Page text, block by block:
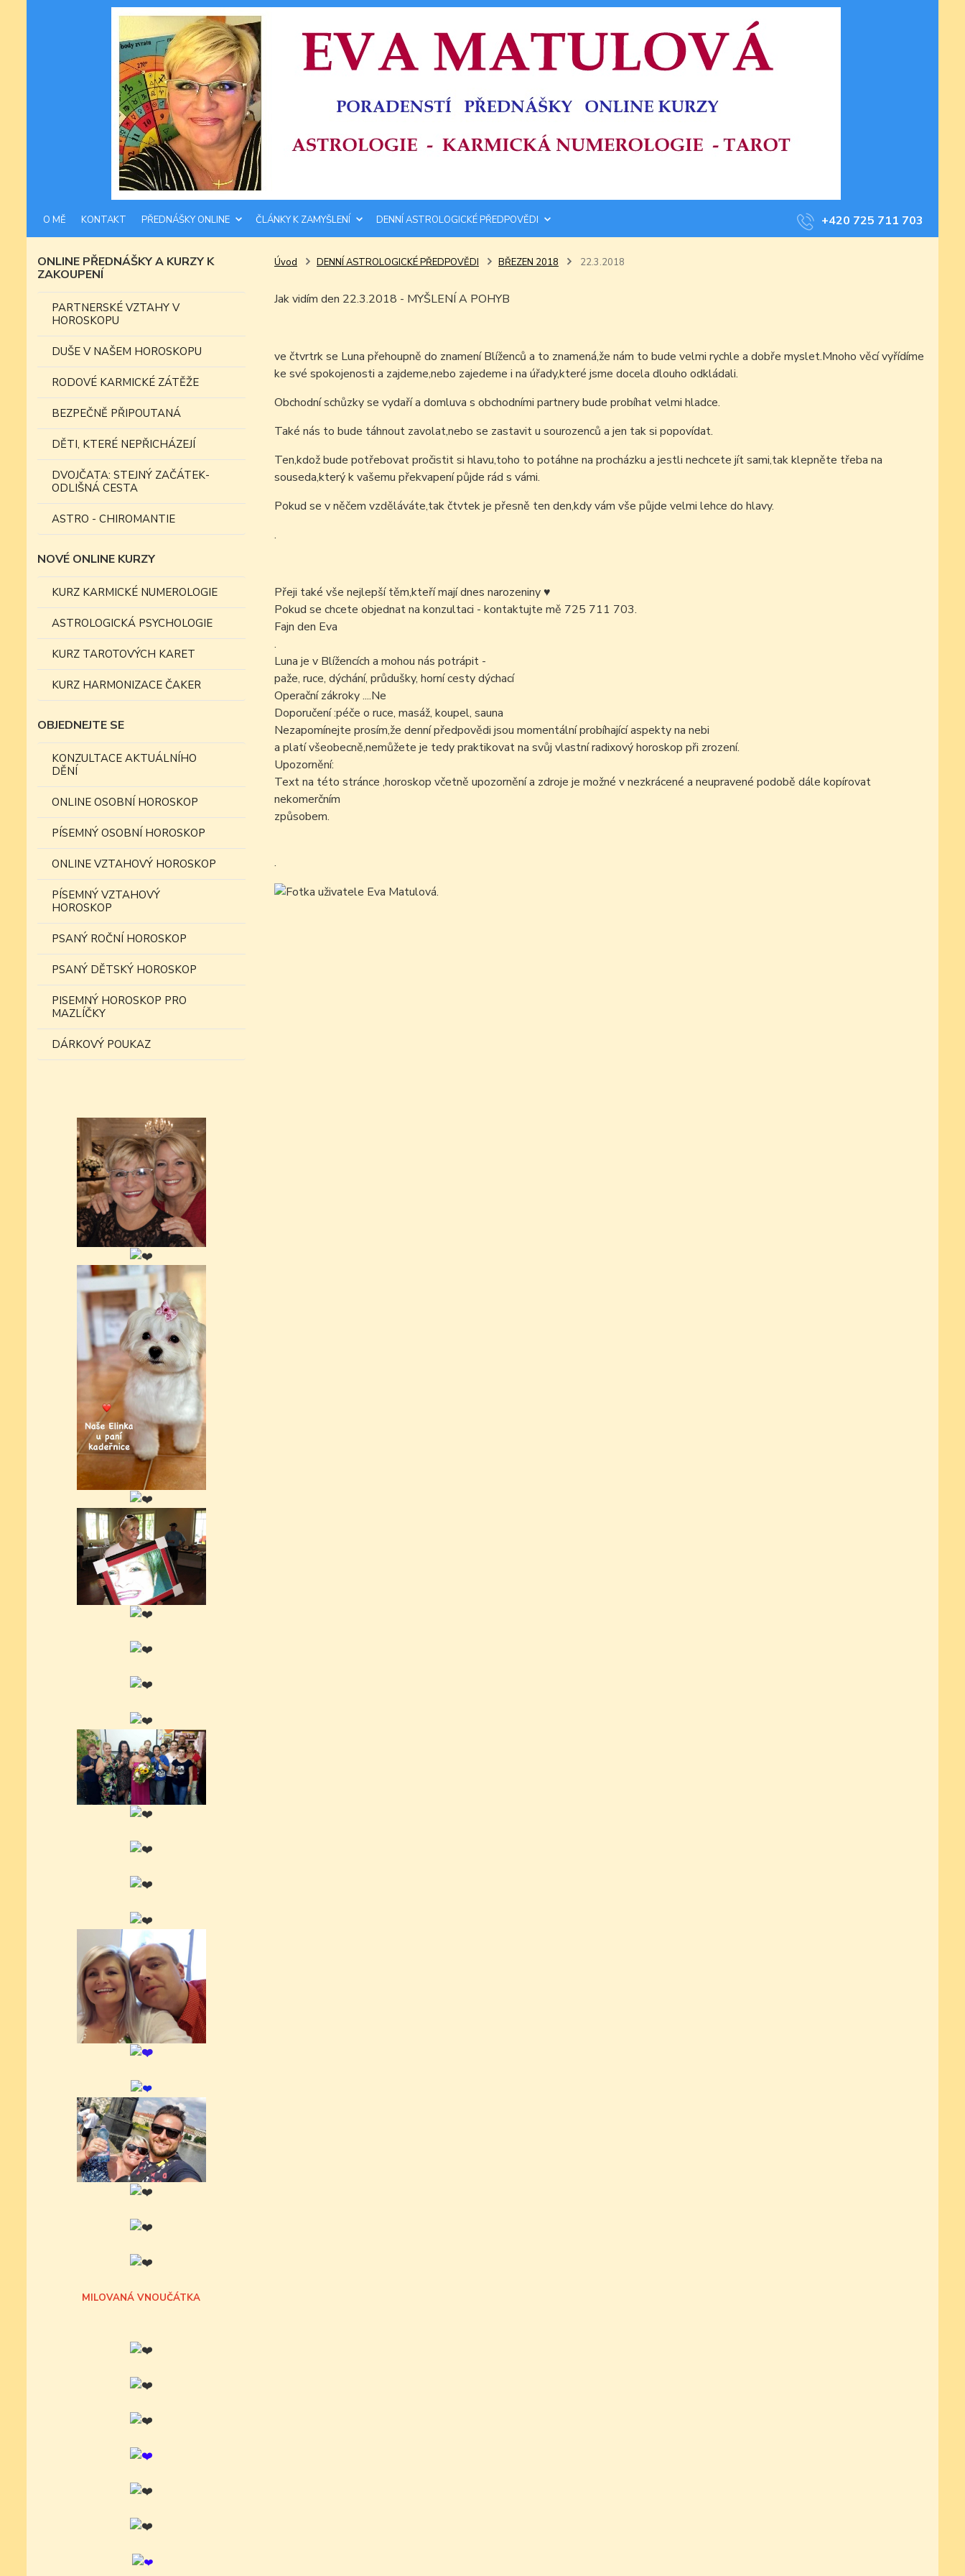
O MĚ KONTAKT PŘEDNÁŠKY ONLINE ČLÁNKY K ZAMYŠLENÍ DENNÍ ASTROLOGICKÉ PŘEDPOVĚDI +420 725 711 703
ONLINE PŘEDNÁŠKY A KURZY K
ZAKOUPENÍ
PARTNERSKÉ VZTAHY V
HOROSKOPU
DUŠE V NAŠEM HOROSKOPU
RODOVÉ KARMICKÉ ZÁTĚŽE
BEZPEČNĚ PŘIPOUTANÁ
DĚTI, KTERÉ NEPŘICHÁZEJÍ
DVOJČATA: STEJNÝ ZAČÁTEK-
ODLIŠNÁ CESTA
ASTRO - CHIROMANTIE
NOVÉ ONLINE KURZY
KURZ KARMICKÉ NUMEROLOGIE
ASTROLOGICKÁ PSYCHOLOGIE
KURZ TAROTOVÝCH KARET
KURZ HARMONIZACE ČAKER
OBJEDNEJTE SE
KONZULTACE AKTUÁLNÍHO
DĚNÍ
ONLINE OSOBNÍ HOROSKOP
PÍSEMNÝ OSOBNÍ HOROSKOP
ONLINE VZTAHOVÝ HOROSKOP
PÍSEMNÝ VZTAHOVÝ
HOROSKOP
PSANÝ ROČNÍ HOROSKOP
PSANÝ DĚTSKÝ HOROSKOP
PISEMNÝ HOROSKOP PRO
MAZLÍČKY
DÁRKOVÝ POUKAZ
MILOVANÁ VNOUČÁTKA
Úvod DENNÍ ASTROLOGICKÉ PŘEDPOVĚDI BŘEZEN 2018 22.3.2018
Jak vidím den 22.3.2018 - MYŠLENÍ A POHYB
ve čtvrtrk se Luna přehoupně do znamení Blíženců a to znamená,že nám to bude velmi rychle a dobře myslet.Mnoho věcí vyřídíme
ke své spokojenosti a zajdeme,nebo zajedeme i na úřady,které jsme docela dlouho odkládali.
Obchodní schůzky se vydaří a domluva s obchodními partnery bude probíhat velmi hladce.
Také nás to bude táhnout zavolat,nebo se zastavit u sourozenců a jen tak si popovídat.
Ten,kdož bude potřebovat pročistit si hlavu,toho to potáhne na procházku a jestli nechcete jít sami,tak klepněte třeba na
souseda,který k vašemu překvapení půjde rád s vámi.
Pokud se v něčem vzděláváte,tak čtvtek je přesně ten den,kdy vám vše půjde velmi lehce do hlavy.
.
Přeji také vše nejlepší těm,kteří mají dnes narozeniny♥
Pokud se chcete objednat na konzultaci - kontaktujte mě 725 711 703.
Fajn den Eva
.
Luna je v Blížencích a mohou nás potrápit -
paže, ruce, dýchání, průdušky, horní cesty dýchací
Operační zákroky ....Ne
Doporučení :péče o ruce, masáž, koupel, sauna
Nezapomínejte prosím,že denní předpovědi jsou momentální probíhající aspekty na nebi
a platí všeobecně,nemůžete je tedy praktikovat na svůj vlastní radixový horoskop při zrození.
Upozornění:
Text na této stránce ,horoskop včetně upozornění a zdroje je možné v nezkrácené a neupravené podobě dále kopírovat
nekomerčním
způsobem.
.